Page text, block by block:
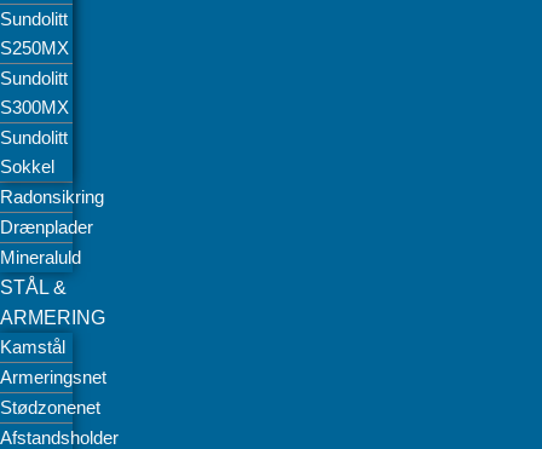
Sundolitt
S250MX
Sundolitt
S300MX
Sundolitt
Sokkel
Radonsikring
Drænplader
Mineraluld
STÅL &
ARMERING
Kamstål
Armeringsnet
Stødzonenet
Afstandsholder